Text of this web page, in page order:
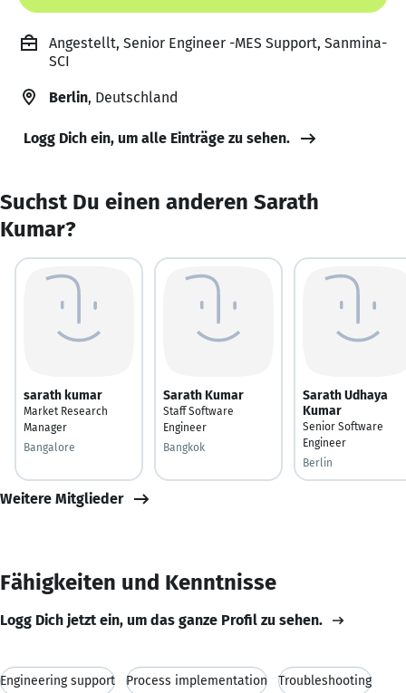
Angestellt, Senior Engineer -MES Support, Sanmina-
SCI
Berlin, Deutschland
Logg Dich ein, um alle Einträge zu sehen.
Suchst Du einen anderen Sarath
Kumar?
sarath kumar
Market Research
Manager
Bangalore
Sarath Kumar
Staff Software
Engineer
Bangkok
Sarath Udhaya
Kumar
Senior Software
Engineer
Berlin
Weitere Mitglieder
Fähigkeiten und Kenntnisse
Logg Dich jetzt ein, um das ganze Profil zu sehen.
Engineering support Process implementation Troubleshooting